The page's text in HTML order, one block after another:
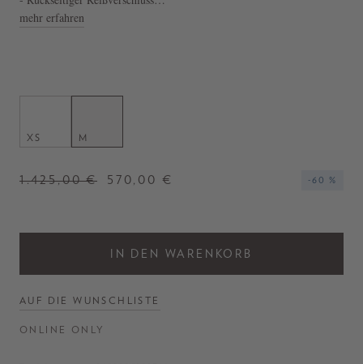
- Hergestellt in Italien
mehr erfahren
XS M
1.425,00 € 570,00 € -60 %
IN DEN WARENKORB
AUF DIE WUNSCHLISTE
ONLINE ONLY